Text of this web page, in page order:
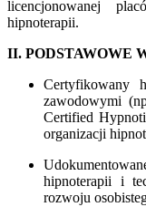
licencjonowanej
hipnoterapii.
II. PODSTAWOWE
Certyfikowany
zawodowymi
Certified
organizacji
hipnoterapii i
rozwoju